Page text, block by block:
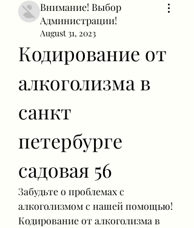
Внимание! Выбор
Администрации!
August 31, 2023
Кодирование от
алкоголизма в
санкт
петербурге
садовая 56
Забудьте о проблемах с
алкоголизмом с нашей помощью!
Кодирование от алкоголизма в